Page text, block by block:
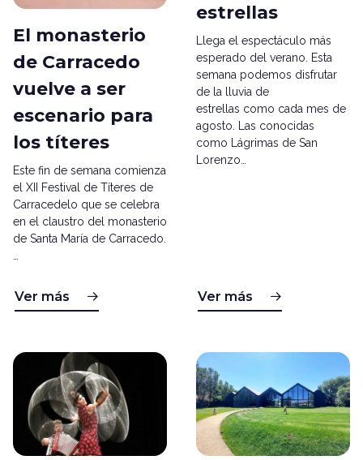
El monasterio
de Carracedo
vuelve a ser
escenario para
los títeres
Este fin de semana comienza
el XII Festival de Títeres de
Carracedelo que se celebra
en el claustro del monasterio
de Santa María de Carracedo.
…
Ver más
estrellas
Llega el espectáculo más
esperado del verano. Esta
semana podemos disfrutar
de la lluvia de
estrellas como cada mes de
agosto. Las conocidas
como Lágrimas de San
Lorenzo…
Ver más